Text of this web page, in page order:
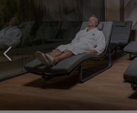
Iepatikās šis
Līdz brīnišķīgai atpūtai
PĒRKU